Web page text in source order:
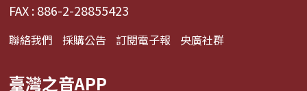
FAX : 886-2-28855423
聯絡我們 採購公告 訂閱電子報 央廣社群
臺灣之音APP